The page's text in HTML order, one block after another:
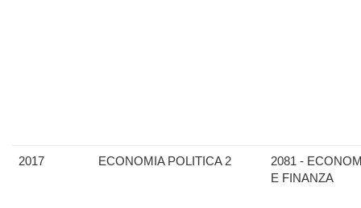
2017 ECONOMIA POLITICA 2
2081 -
E FINANZA